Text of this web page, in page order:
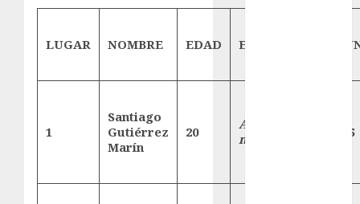
LUGAR NOMBRE EDAD EQUIPO
1
Santiago
Gutiérrez
Marín
20
Acuática
nelsonvargas
825